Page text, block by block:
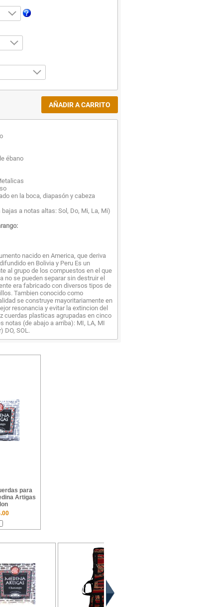
ébano
en la boca, diapasón y cabeza
a notas altas: Sol, Do, Mi, La, Mi)
nacido en America, que deriva
en Bolivia y Peru Es un
al grupo de los compuestos en el que
no se pueden separar sin destruir el
era fabricado con diversos tipos de
Tambien conocido como
se construye mayoritariamente en
resonancia y evitar la extincion del
cuerdas plasticas agrupadas en cinco
notas (de abajo a arriba): MI, LA, MI
DO, SOL.
para
Artigas